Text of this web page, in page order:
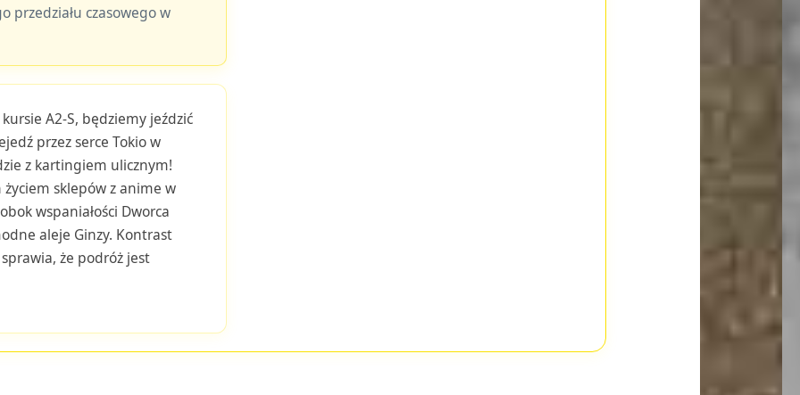
przedziału czasowego w
A2-S, będziemy jeździć
przez serce Tokio w
z kartingiem ulicznym!
sklepów z anime w
wspaniałości Dworca
aleje Ginzy. Kontrast
że podróż jest